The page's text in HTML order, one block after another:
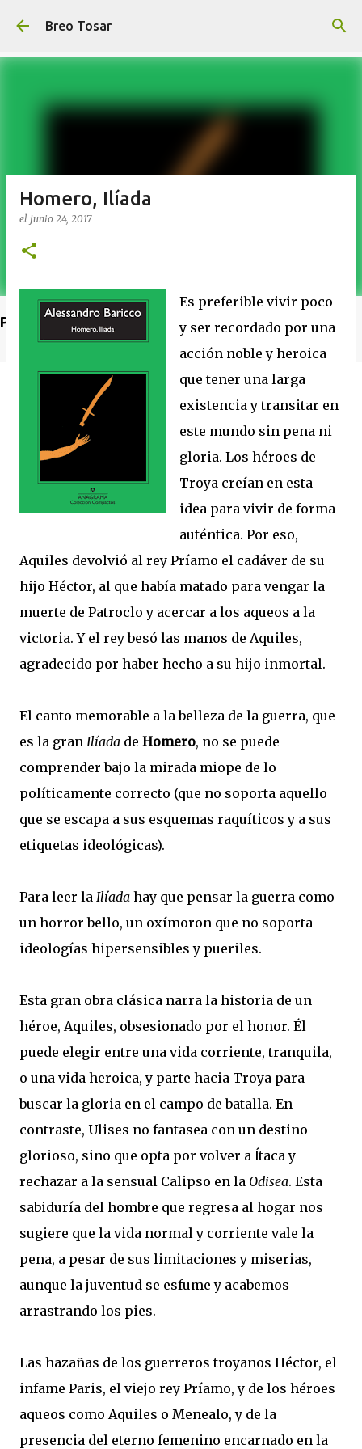
Breo Tosar
Poet's Abbey (Blog de lecturas)
Homero, Ilíada
el junio 24, 2017
Es preferible vivir poco
y ser recordado por una
acción noble y heroica
que tener una larga
existencia y transitar en
este mundo sin pena ni
gloria. Los héroes de
Troya creían en esta
idea para vivir de forma
auténtica. Por eso,
Aquiles devolvió al rey Príamo el cadáver de su
hijo Héctor, al que había matado para vengar la
muerte de Patroclo y acercar a los aqueos a la
victoria. Y el rey besó las manos de Aquiles,
agradecido por haber hecho a su hijo inmortal.
El canto memorable a la belleza de la guerra, que
es la gran Ilíada de Homero, no se puede
comprender bajo la mirada miope de lo
políticamente correcto (que no soporta aquello
que se escapa a sus esquemas raquíticos y a sus
etiquetas ideológicas).
Para leer la Ilíada hay que pensar la guerra como
un horror bello, un oxímoron que no soporta
ideologías hipersensibles y pueriles.
Esta gran obra clásica narra la historia de un
héroe, Aquiles, obsesionado por el honor. Él
puede elegir entre una vida corriente, tranquila,
o una vida heroica, y parte hacia Troya para
buscar la gloria en el campo de batalla. En
contraste, Ulises no fantasea con un destino
glorioso, sino que opta por volver a Ítaca y
rechazar a la sensual Calipso en la Odisea. Esta
sabiduría del hombre que regresa al hogar nos
sugiere que la vida normal y corriente vale la
pena, a pesar de sus limitaciones y miserias,
aunque la juventud se esfume y acabemos
arrastrando los pies.
Las hazañas de los guerreros troyanos Héctor, el
infame Paris, el viejo rey Príamo, y de los héroes
aqueos como Aquiles o Menealo, y de la
presencia del eterno femenino encarnado en la